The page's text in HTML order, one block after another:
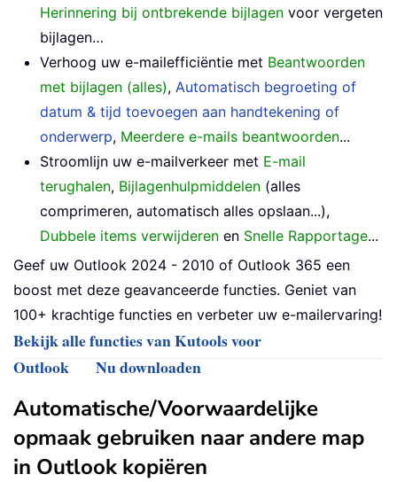
Herinnering bij ontbrekende bijlagen voor vergeten
bijlagen…
Verhoog uw e-mailefficiëntie met Beantwoorden
met bijlagen (alles), Automatisch begroeting of
datum & tijd toevoegen aan handtekening of
onderwerp, Meerdere e-mails beantwoorden...
Stroomlijn uw e-mailverkeer met E-mail
terughalen, Bijlagenhulpmiddelen (alles
comprimeren, automatisch alles opslaan...),
Dubbele items verwijderen en Snelle Rapportage...
Geef uw Outlook 2024 - 2010 of Outlook 365 een
boost met deze geavanceerde functies. Geniet van
100+ krachtige functies en verbeter uw e-mailervaring!
Bekijk alle functies van Kutools voor
Outlook
Nu downloaden
Automatische/Voorwaardelijke
opmaak gebruiken naar andere map
in Outlook kopiëren